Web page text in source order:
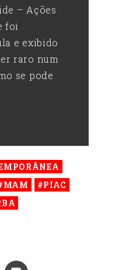
– Ações
foi
e exibido
raro num
se pode
#PIAC